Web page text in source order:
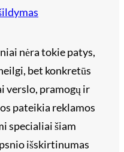
nėra tokie patys,
bet konkretūs
verslo, pramogų ir
pateikia reklamos
specialiai šiam
išskirtinumas